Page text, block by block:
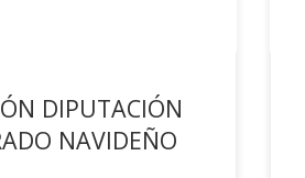
DIPUTACIÓN
NAVIDEÑO